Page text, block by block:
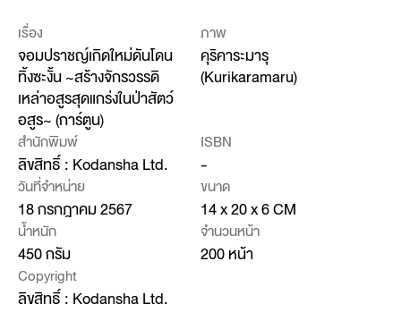
เรื่อง
จอมปราชญ์เกิดใหม่ดันโดน
ทิ้งซะงั้น ~สร้างจักรวรรดิ
เหล่าอสูรสุดแกร่งในป่าสัตว์
อสูร~ (การ์ตูน)
ภาพ
คุริคาระมารุ
(Kurikaramaru)
สำนักพิมพ์
ลิขสิทธิ์ : Kodansha Ltd.
ISBN
-
วันที่จำหน่าย
18 กรกฎาคม 2567
ขนาด
14 x 20 x 6 CM
น้ำหนัก
450 กรัม
จำนวนหน้า
200 หน้า
Copyright
ลิขสิทธิ์ : Kodansha Ltd.